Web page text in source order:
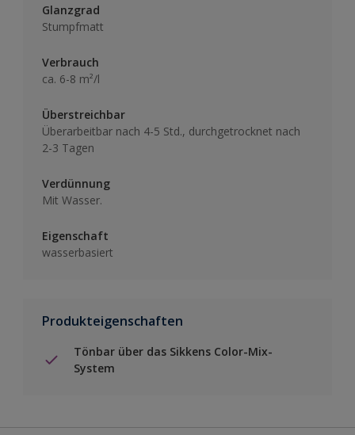
Glanzgrad
Stumpfmatt
Verbrauch
ca. 6-8 m²/l
Überstreichbar
Überarbeitbar nach 4-5 Std., durchgetrocknet nach
2-3 Tagen
Verdünnung
Mit Wasser.
Eigenschaft
wasserbasiert
Produkteigenschaften
Tönbar über das Sikkens Color-Mix-
System